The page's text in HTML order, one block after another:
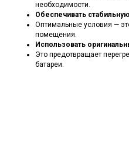
необходимости.
Обеспечивать
Оптимальные условия —
помещения.
Использовать
Это предотвращает
батареи.